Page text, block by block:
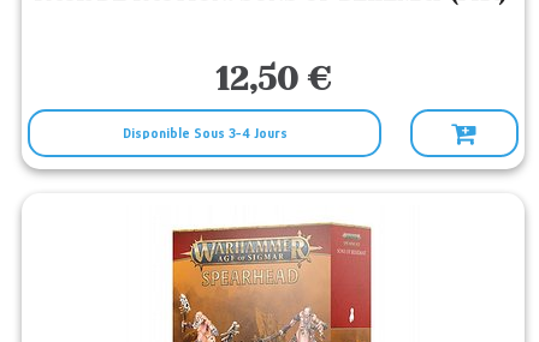
12,50 €
Disponible Sous 3-4 Jours